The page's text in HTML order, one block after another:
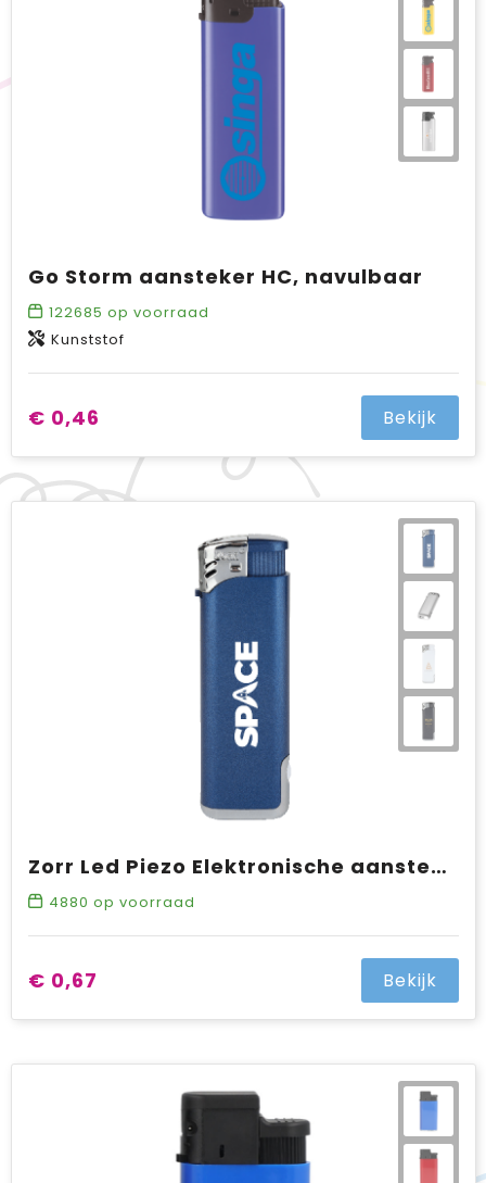
Go Storm aansteker HC, navulbaar
122685 op voorraad
Kunststof
€ 0,46 Bekijk
Zorr Led Piezo Elektronische aansteker HC, navulbaar
4880 op voorraad
€ 0,67 Bekijk